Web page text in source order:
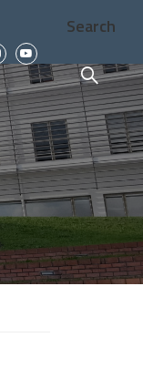
Search